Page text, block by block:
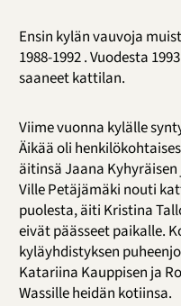
Ensin kylän vauvoja
1988-1992 . Vuodesta
saaneet kattilan.
Viime vuonna kylälle
Äikää oli
äitinsä Jaana Kyhyräisen
Ville Petäjämäki nouti
puolesta, äiti Kristina
eivät päässeet paikalle.
kyläyhdistyksen
Katariina Kauppisen ja
Wassille heidän kotiinsa.